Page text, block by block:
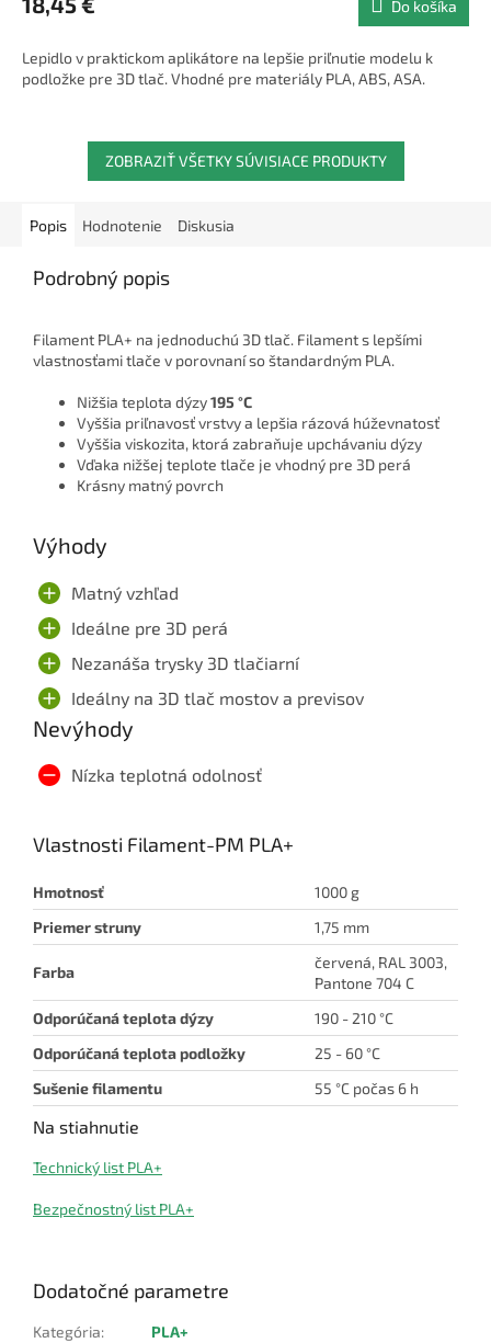
Do košíka
Lepidlo v praktickom aplikátore na lepšie priľnutie modelu k
podložke pre 3D tlač. Vhodné pre materiály PLA, ABS, ASA.
ZOBRAZIŤ VŠETKY SÚVISIACE PRODUKTY
Popis Hodnotenie Diskusia
Podrobný popis
Filament PLA+ na jednoduchú 3D tlač. Filament s lepšími
vlastnosťami tlače v porovnaní so štandardným PLA.
Nižšia teplota dýzy195 °C
Vyššia priľnavosť vrstvy a lepšia rázová húževnatosť
Vyššia viskozita, ktorá zabraňuje upchávaniu dýzy
Vďaka nižšej teplote tlače je vhodný pre 3D perá
Krásny matný povrch
Výhody
Matný vzhľad
Ideálne pre 3D perá
Nezanáša trysky 3D tlačiarní
Ideálny na 3D tlač mostov a previsov
Nevýhody
Nízka teplotná odolnosť
Vlastnosti Filament-PM PLA+
Hmotnosť
1000 g
Priemer struny
1,75 mm
Farba
červená, RAL 3003,
Pantone 704 C
Odporúčaná teplota dýzy
190 - 210 °C
Odporúčaná teplota podložky
25 - 60 °C
Sušenie filamentu
55 °C počas 6 h
Na stiahnutie
Technický list PLA+
Bezpečnostný list PLA+
Dodatočné parametre
Kategória:
PLA+